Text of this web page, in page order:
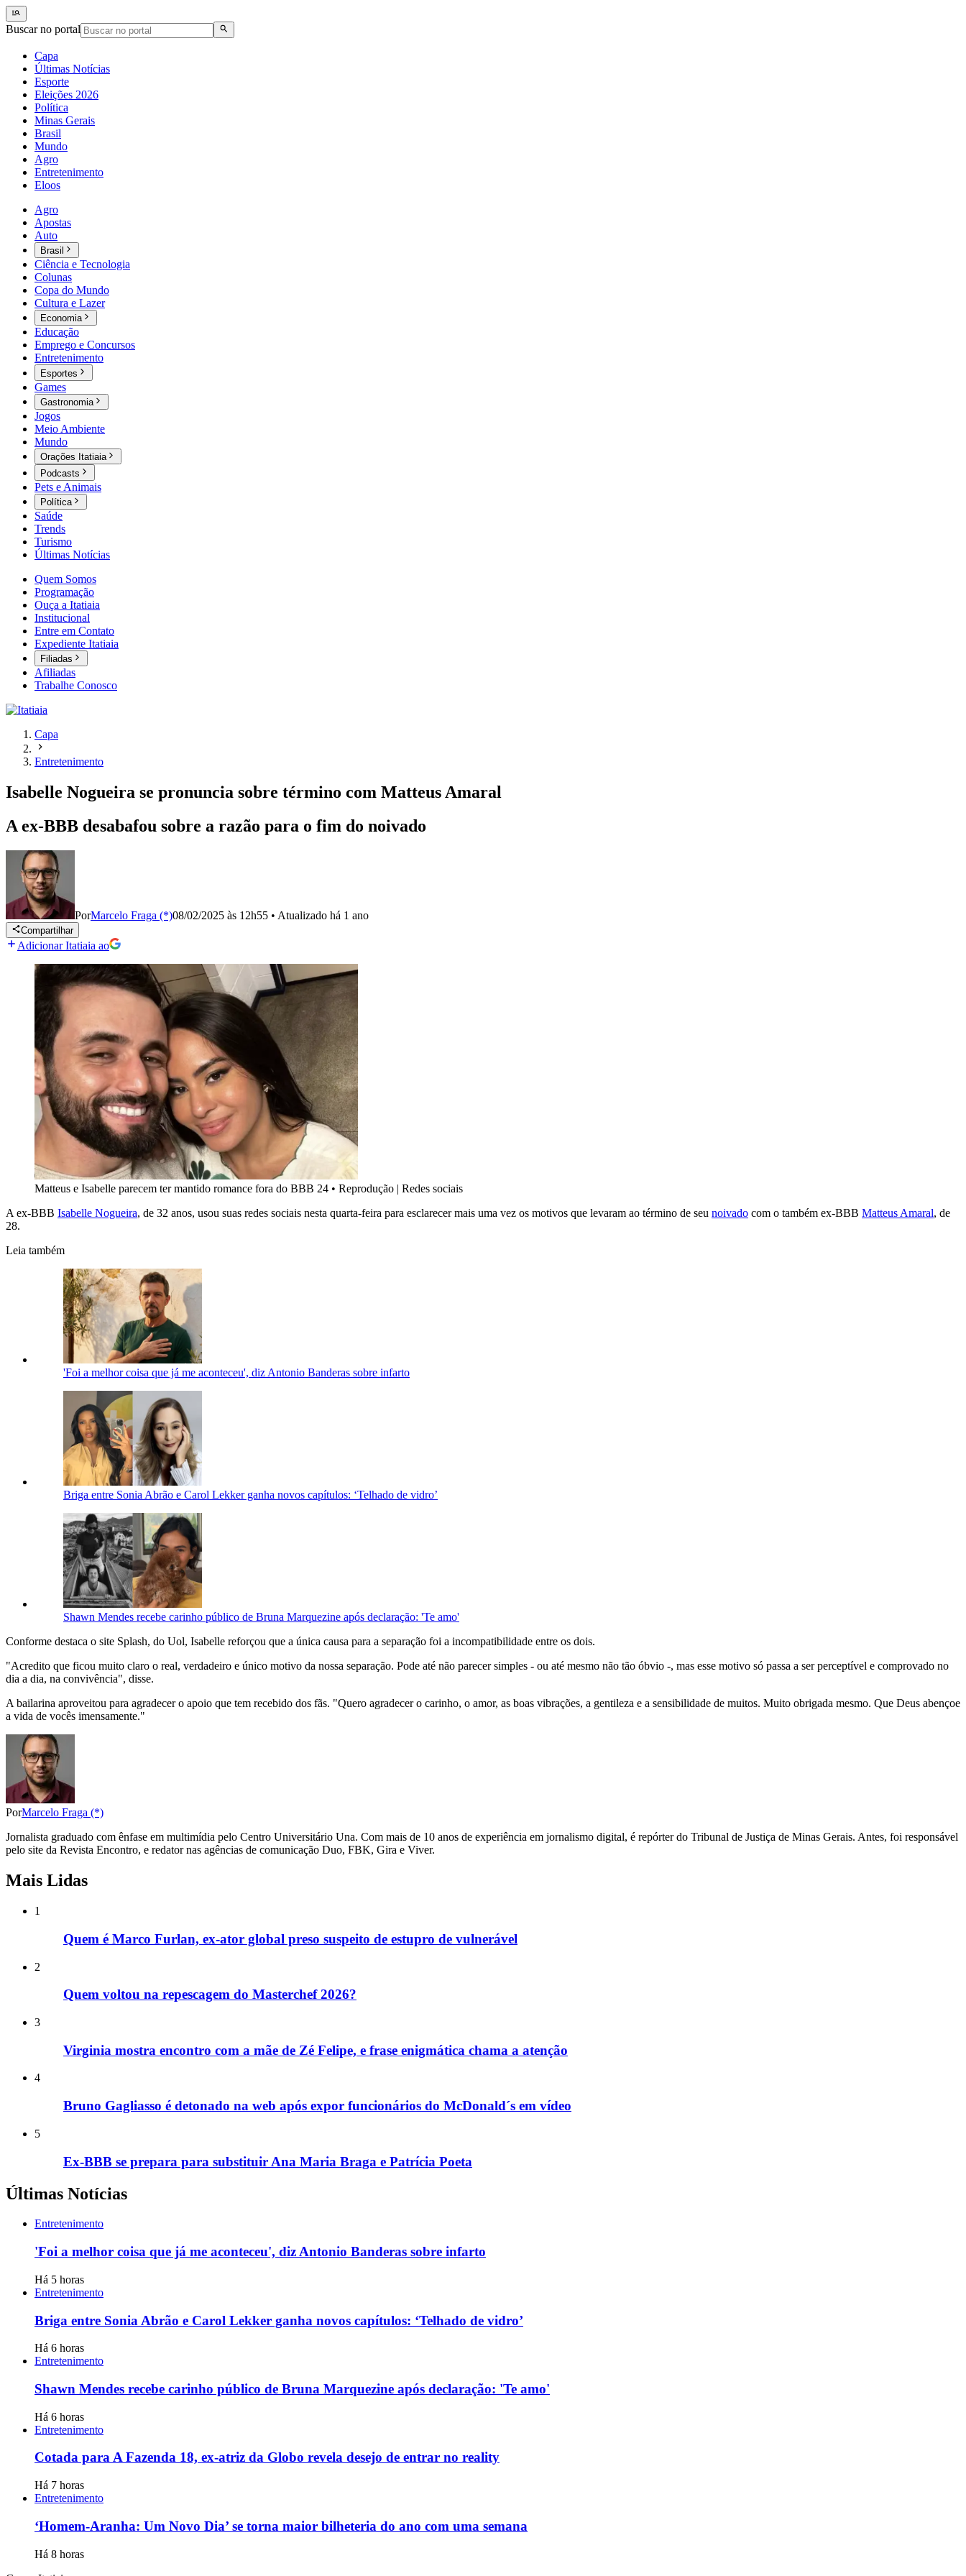
Buscar no portal
Capa
Últimas Notícias
Esporte
Eleições 2026
Política
Minas Gerais
Brasil
Mundo
Agro
Entretenimento
Eloos
Agro
Apostas
Auto
Brasil
Ciência e Tecnologia
Colunas
Copa do Mundo
Cultura e Lazer
Economia
Educação
Emprego e Concursos
Entretenimento
Esportes
Games
Gastronomia
Jogos
Meio Ambiente
Mundo
Orações Itatiaia
Podcasts
Pets e Animais
Política
Saúde
Trends
Turismo
Últimas Notícias
Quem Somos
Programação
Ouça a Itatiaia
Institucional
Entre em Contato
Expediente Itatiaia
Filiadas
Afiliadas
Trabalhe Conosco
Capa
Entretenimento
Isabelle Nogueira se pronuncia sobre término com Matteus Amaral
A ex-BBB desabafou sobre a razão para o fim do noivado
PorMarcelo Fraga (*)08/02/2025 às 12h55 • Atualizado há 1 ano
Compartilhar
Adicionar Itatiaia ao
Matteus e Isabelle parecem ter mantido romance fora do BBB 24 • Reprodução | Redes sociais
A ex-BBB Isabelle Nogueira, de 32 anos, usou suas redes sociais nesta quarta-feira para esclarecer mais uma vez os motivos que levaram ao término de seu noivado com o também ex-BBB Matteus Amaral, de
28.
Leia também
'Foi a melhor coisa que já me aconteceu', diz Antonio Banderas sobre infarto
Briga entre Sonia Abrão e Carol Lekker ganha novos capítulos: ‘Telhado de vidro’
Shawn Mendes recebe carinho público de Bruna Marquezine após declaração: 'Te amo'
Conforme destaca o site Splash, do Uol, Isabelle reforçou que a única causa para a separação foi a incompatibilidade entre os dois.
"Acredito que ficou muito claro o real, verdadeiro e único motivo da nossa separação. Pode até não parecer simples - ou até mesmo não tão óbvio -, mas esse motivo só passa a ser perceptível e comprovado no
dia a dia, na convivência", disse.
A bailarina aproveitou para agradecer o apoio que tem recebido dos fãs. "Quero agradecer o carinho, o amor, as boas vibrações, a gentileza e a sensibilidade de muitos. Muito obrigada mesmo. Que Deus abençoe
a vida de vocês imensamente."
PorMarcelo Fraga (*)
Jornalista graduado com ênfase em multimídia pelo Centro Universitário Una. Com mais de 10 anos de experiência em jornalismo digital, é repórter do Tribunal de Justiça de Minas Gerais. Antes, foi responsável
pelo site da Revista Encontro, e redator nas agências de comunicação Duo, FBK, Gira e Viver.
Mais Lidas
1
Quem é Marco Furlan, ex-ator global preso suspeito de estupro de vulnerável
2
Quem voltou na repescagem do Masterchef 2026?
3
Virginia mostra encontro com a mãe de Zé Felipe, e frase enigmática chama a atenção
4
Bruno Gagliasso é detonado na web após expor funcionários do McDonald´s em vídeo
5
Ex-BBB se prepara para substituir Ana Maria Braga e Patrícia Poeta
Últimas Notícias
Entretenimento
'Foi a melhor coisa que já me aconteceu', diz Antonio Banderas sobre infarto
Há 5 horas
Entretenimento
Briga entre Sonia Abrão e Carol Lekker ganha novos capítulos: ‘Telhado de vidro’
Há 6 horas
Entretenimento
Shawn Mendes recebe carinho público de Bruna Marquezine após declaração: 'Te amo'
Há 6 horas
Entretenimento
Cotada para A Fazenda 18, ex-atriz da Globo revela desejo de entrar no reality
Há 7 horas
Entretenimento
‘Homem-Aranha: Um Novo Dia’ se torna maior bilheteria do ano com uma semana
Há 8 horas